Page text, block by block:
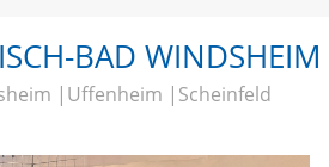
BAD WINDSHEIM
Uffenheim Scheinfeld